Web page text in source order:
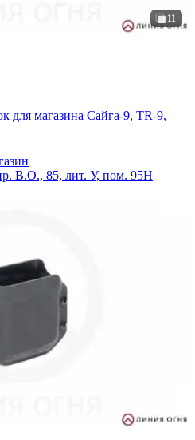
11
для магазина Сайга-9, TR-9,
В.О., 85, лит. У, пом. 95Н